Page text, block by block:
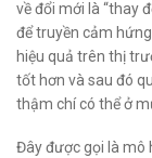
về đổi mới là “thay
để truyền cảm
hiệu quả trên thị
tốt hơn và sau đó
thậm chí có thể ở
Đây được gọi là mô